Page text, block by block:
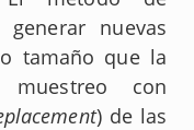
nuevas
tamaño que la
muestreo con
) de las